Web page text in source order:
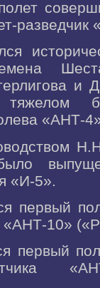
разведчик
и
«АНТ-
«И-5».
первый
«АНТ-10»
первый